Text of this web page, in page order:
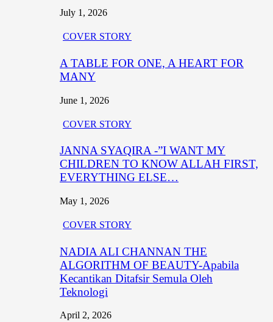
July 1, 2026
COVER STORY
A TABLE FOR ONE, A HEART FOR
MANY
June 1, 2026
COVER STORY
JANNA SYAQIRA -”I WANT MY
CHILDREN TO KNOW ALLAH FIRST,
EVERYTHING ELSE…
May 1, 2026
COVER STORY
NADIA ALI CHANNAN THE
ALGORITHM OF BEAUTY-Apabila
Kecantikan Ditafsir Semula Oleh
Teknologi
April 2, 2026